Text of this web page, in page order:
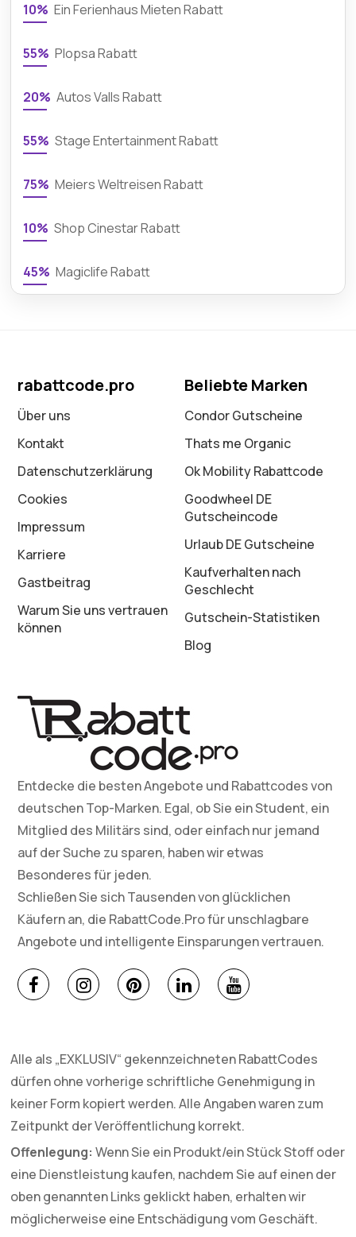
10% Ein Ferienhaus Mieten Rabatt
55% Plopsa Rabatt
20% Autos Valls Rabatt
55% Stage Entertainment Rabatt
75% Meiers Weltreisen Rabatt
10% Shop Cinestar Rabatt
45% Magiclife Rabatt
rabattcode.pro
Über uns
Kontakt
Datenschutz­erklärung
Cookies
Impressum
Karriere
Gastbeitrag
Warum Sie uns vertrauen
können
Beliebte Marken
Condor Gutscheine
Thats me Organic
Ok Mobility Rabattcode
Goodwheel DE
Gutscheincode
Urlaub DE Gutscheine
Kaufverhalten nach
Geschlecht
Gutschein-Statistiken
Blog
Entdecke die besten Angebote und Rabattcodes von
deutschen Top-Marken. Egal, ob Sie ein Student, ein
Mitglied des Militärs sind, oder einfach nur jemand
auf der Suche zu sparen, haben wir etwas
Besonderes für jeden.
Schließen Sie sich Tausenden von glücklichen
Käufern an, die RabattCode.Pro für unschlagbare
Angebote und intelligente Einsparungen vertrauen.
Alle als „EXKLUSIV“ gekennzeichneten RabattCodes
dürfen ohne vorherige schriftliche Genehmigung in
keiner Form kopiert werden. Alle Angaben waren zum
Zeitpunkt der Veröffentlichung korrekt.
Offenlegung: Wenn Sie ein Produkt/ein Stück Stoff oder
eine Dienstleistung kaufen, nachdem Sie auf einen der
oben genannten Links geklickt haben, erhalten wir
möglicherweise eine Entschädigung vom Geschäft.